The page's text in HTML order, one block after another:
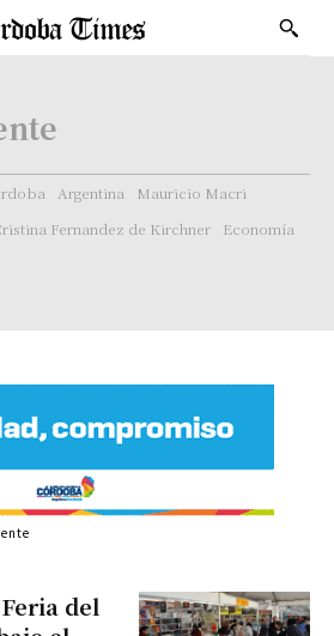
Argentina
Mauricio Macri
Fernandez de Kirchner
Economía
del